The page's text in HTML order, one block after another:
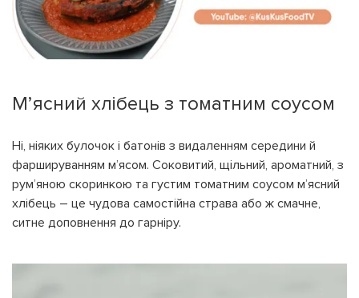
М’ясний хлібець з томатним соусом
Ні, ніяких булочок і батонів з видаленням середини й
фаршируванням м’ясом. Соковитий, щільний, ароматний, з
рум’яною скоринкою та густим томатним соусом м’ясний
хлібець – це чудова самостійна страва або ж смачне,
ситне доповнення до гарніру.